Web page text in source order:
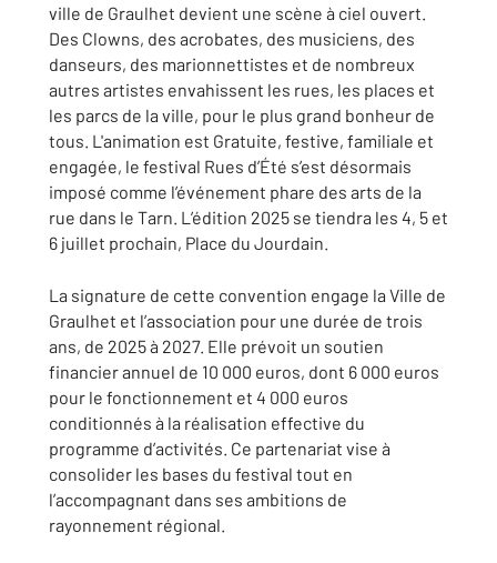
ville de Graulhet devient une scène à ciel ouvert.
Des Clowns, des acrobates, des musiciens, des
danseurs, des marionnettistes et de nombreux
autres artistes envahissent les rues, les places et
les parcs de la ville, pour le plus grand bonheur de
tous. L'animation est Gratuite, festive, familiale et
engagée, le festival Rues d’Été s’est désormais
imposé comme l’événement phare des arts de la
rue dans le Tarn. L’édition 2025 se tiendra les 4, 5 et
6 juillet prochain, Place du Jourdain.
La signature de cette convention engage la Ville de
Graulhet et l’association pour une durée de trois
ans, de 2025 à 2027. Elle prévoit un soutien
financier annuel de 10 000 euros, dont 6 000 euros
pour le fonctionnement et 4 000 euros
conditionnés à la réalisation effective du
programme d’activités. Ce partenariat vise à
consolider les bases du festival tout en
l’accompagnant dans ses ambitions de
rayonnement régional.